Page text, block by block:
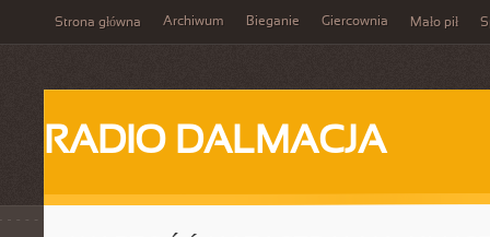
Strona główna Archiwum Bieganie Giercownia Mało pił
RADIO DALMACJA